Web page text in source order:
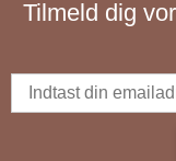
Tilmeld dig